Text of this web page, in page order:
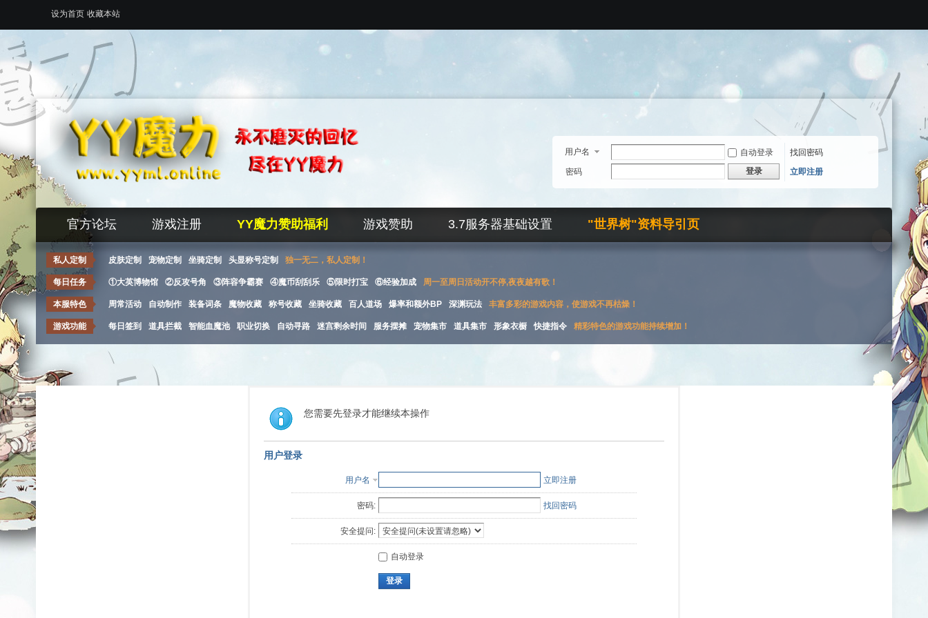
设为首页 收藏本站
用户名 自动登录
找回密码
密码
登录 立即注册
官方论坛 游戏注册 YY魔力赞助福利 游戏赞助 3.7服务器基础设置 "世界树"资料导引页
私人定制 皮肤定制 宠物定制 坐骑定制 头显称号定制 独一无二，私人定制！
每日任务 ①大英博物馆 ②反攻号角 ③阵容争霸赛 ④魔币刮刮乐 ⑤限时打宝 ⑥经验加成 周一至周日活动开不停,夜夜越有歌！
本服特色 周常活动 自动制作 装备词条 魔物收藏 称号收藏 坐骑收藏 百人道场 爆率和额外BP 深渊玩法 丰富多彩的游戏内容，使游戏不再枯燥！
游戏功能 每日签到 道具拦截 智能血魔池 职业切换 自动寻路 迷宫剩余时间 服务摆摊 宠物集市 道具集市 形象衣橱 快捷指令 精彩特色的游戏功能持续增加！
您需要先登录才能继续本操作
用户登录
用户名 立即注册
密码: 找回密码
安全提问:
自动登录
登录